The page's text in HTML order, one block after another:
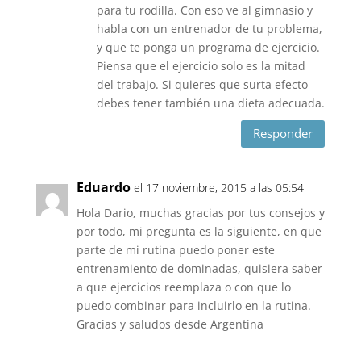
para tu rodilla. Con eso ve al gimnasio y
habla con un entrenador de tu problema,
y que te ponga un programa de ejercicio.
Piensa que el ejercicio solo es la mitad
del trabajo. Si quieres que surta efecto
debes tener también una dieta adecuada.
Responder
Eduardo el 17 noviembre, 2015 a las 05:54
Hola Dario, muchas gracias por tus consejos y
por todo, mi pregunta es la siguiente, en que
parte de mi rutina puedo poner este
entrenamiento de dominadas, quisiera saber
a que ejercicios reemplaza o con que lo
puedo combinar para incluirlo en la rutina.
Gracias y saludos desde Argentina